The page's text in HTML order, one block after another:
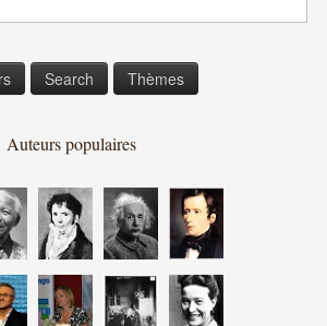
Search Thèmes
Auteurs populaires